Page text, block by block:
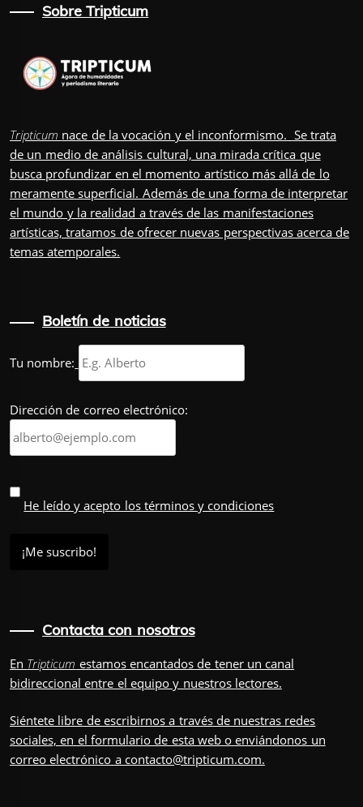
Sobre Tripticum
Tripticum nace de la vocación y el inconformismo. Se trata
de un medio de análisis cultural, una mirada crítica que
busca profundizar en el momento artístico más allá de lo
meramente superficial. Además de una forma de interpretar
el mundo y la realidad a través de las manifestaciones
artísticas, tratamos de ofrecer nuevas perspectivas acerca de
temas atemporales.
Boletín de noticias
Tu nombre:
Dirección de correo electrónico:
He leído y acepto los términos y condiciones
Contacta con nosotros
En Tripticum estamos encantados de tener un canal
bidireccional entre el equipo y nuestros lectores.
Siéntete libre de escribirnos a través de nuestras redes
sociales, en el formulariode esta web o enviándonos un
correo electrónico a contacto@tripticum.com.